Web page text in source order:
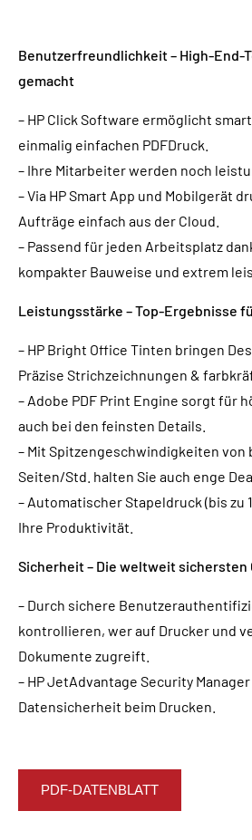
Benutzerfreundlichkeit – High-End-
gemacht
– HP Click Software ermöglicht
einmalig einfachen PDFDruck.
– Ihre Mitarbeiter werden noch
– Via HP Smart App und Mobilgerät
Aufträge einfach aus der Cloud.
– Passend für jeden Arbeitsplatz
kompakter Bauweise und extrem
Leistungsstärke – Top-Ergebnisse
– HP Bright Office Tinten bringen
Präzise Strichzeichnungen &
– Adobe PDF Print Engine sorgt für
auch bei den feinsten Details.
– Mit Spitzengeschwindigkeiten von
Seiten/Std. halten Sie auch enge
– Automatischer Stapeldruck (bis zu
Ihre Produktivität.
Sicherheit – Die weltweit
– Durch sichere
kontrollieren, wer auf Drucker und
Dokumente zugreift.
– HP JetAdvantage Security
Datensicherheit beim Drucken.
PDF-DATENBLATT